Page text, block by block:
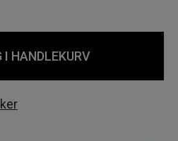
I HANDLEKURV